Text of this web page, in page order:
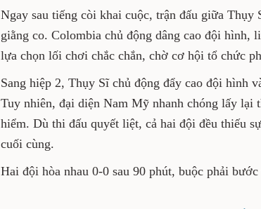
Ngay sau tiếng còi khai cuộc, trận đấu giữa
giằng co. Colombia chủ động dâng cao đội hình,
lựa chọn lối chơi chắc chắn, chờ cơ hội tổ chức
Sang hiệp 2, Thụy Sĩ chủ động đẩy cao đội hình
Tuy nhiên, đại diện Nam Mỹ nhanh chóng lấy lại
hiểm. Dù thi đấu quyết liệt, cả hai đội đều thiếu
cuối cùng.
Hai đội hòa nhau 0-0 sau 90 phút, buộc phải